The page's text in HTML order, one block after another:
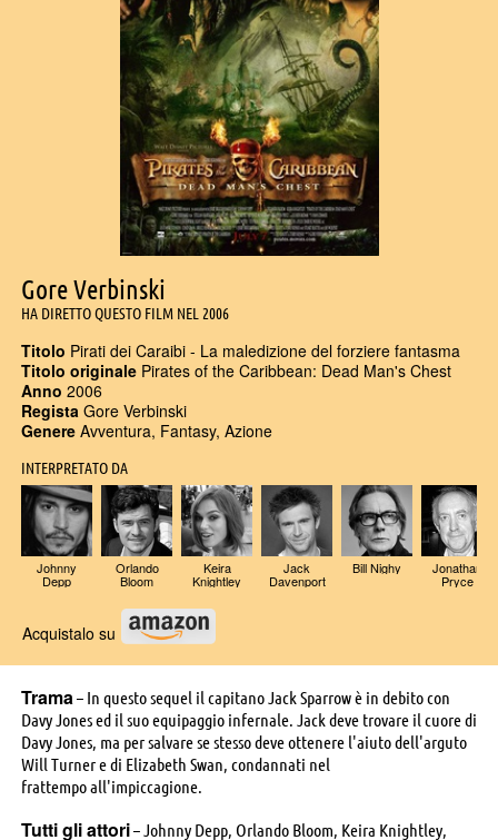
Gore Verbinski
HA DIRETTO QUESTO FILM NEL 2006
Titolo Pirati dei Caraibi - La maledizione del forziere fantasma
Titolo originale Pirates of the Caribbean: Dead Man's Chest
Anno 2006
Regista Gore Verbinski
Genere Avventura, Fantasy, Azione
INTERPRETATO DA
Johnny
Depp
Orlando
Bloom
Keira
Knightley
Jack
Davenport
Bill Nighy Jonathan
Pryce
Acquistalo su
Trama– In questo sequel il capitano Jack Sparrow è in debito con
Davy Jones ed il suo equipaggio infernale. Jack deve trovare il cuore di
Davy Jones, ma per salvare se stesso deve ottenere l'aiuto dell'arguto
Will Turner e di Elizabeth Swan, condannati nel
frattempo all'impiccagione.
Tutti gli attori– Johnny Depp, Orlando Bloom, Keira Knightley,